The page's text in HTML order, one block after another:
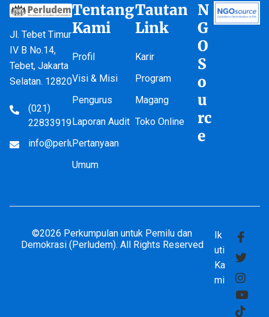
Jl. Tebet Timur
IV B No.14,
Tebet, Jakarta
Selatan. 12820
(021)
22833919
info@perludem.or.id
Tentang
Kami
Profil
Visi & Misi
Pengurus
Laporan Audit
Pertanyaan
Umum
Tautan
Link
Karir
Program
Magang
Toko Online
N
G
O
S
o
u
rc
e
©2026 Perkumpulan untuk Pemilu dan
Demokrasi (Perludem). All Rights Reserved
Ik
uti
Ka
mi